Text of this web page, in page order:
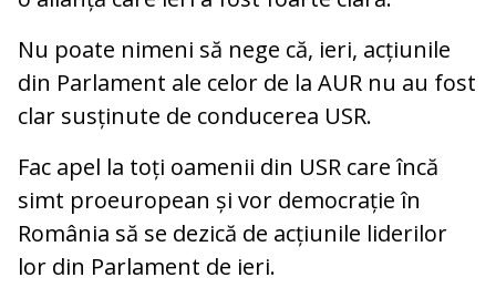
Nu poate nimeni să nege că, ieri, acțiunile
din Parlament ale celor de la AUR nu au fost
clar susținute de conducerea USR.
Fac apel la toți oamenii din USR care încă
simt proeuropean și vor democrație în
România să se dezică de acțiunile liderilor
lor din Parlament de ieri.